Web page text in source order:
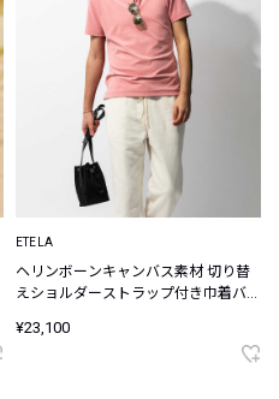
ETELA
ヘリンボーンキャンバス素材 切り替
えショルダーストラップ付き巾着バッ
¥23,100